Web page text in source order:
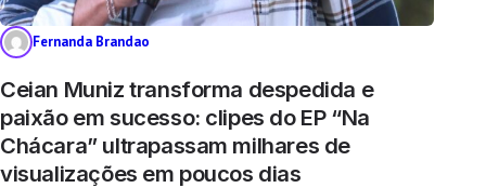
Fernanda Brandao
Ceian Muniz transforma despedida e
paixão em sucesso: clipes do EP “Na
Chácara” ultrapassam milhares de
visualizações em poucos dias